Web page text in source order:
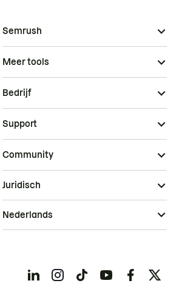
Semrush
Meer tools
Bedrijf
Support
Community
Juridisch
Nederlands